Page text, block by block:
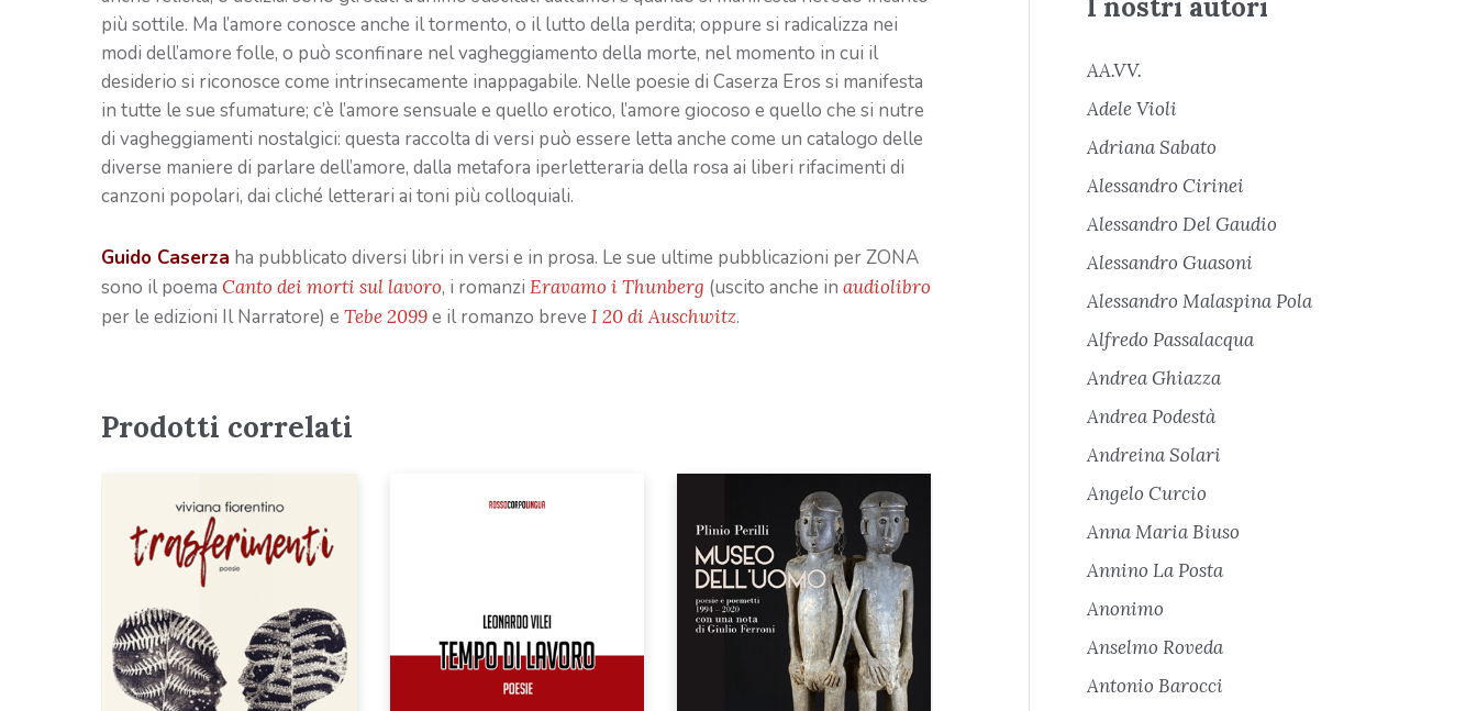
più sottile. Ma l’amore conosce anche il tormento, o il lutto della perdita; oppure si radicalizza nei
modi dell’amore folle, o può sconfinare nel vagheggiamento della morte, nel momento in cui il
desiderio si riconosce come intrinsecamente inappagabile. Nelle poesie di Caserza Eros si manifesta
in tutte le sue sfumature; c’è l’amore sensuale e quello erotico, l’amore giocoso e quello che si nutre
di vagheggiamenti nostalgici: questa raccolta di versi può essere letta anche come un catalogo delle
diverse maniere di parlare dell’amore, dalla metafora iperletteraria della rosa ai liberi rifacimenti di
canzoni popolari, dai cliché letterari ai toni più colloquiali.
Guido Caserza ha pubblicato diversi libri in versi e in prosa. Le sue ultime pubblicazioni per ZONA
sono il poema Canto dei morti sul lavoro, i romanzi Eravamo i Thunberg (uscito anche in audiolibro
per le edizioni Il Narratore) e Tebe 2099e il romanzo breve I 20 di Auschwitz.
Prodotti correlati
I nostri autori
AA.VV.
Adele Violi
Adriana Sabato
Alessandro Cirinei
Alessandro Del Gaudio
Alessandro Guasoni
Alessandro Malaspina Pola
Alfredo Passalacqua
Andrea Ghiazza
Andrea Podestà
Andreina Solari
Angelo Curcio
Anna Maria Biuso
Annino La Posta
Anonimo
Anselmo Roveda
Antonio Barocci